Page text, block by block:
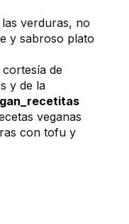
verduras, no
y sabroso plato
de
y de la
veganas
con tofu y